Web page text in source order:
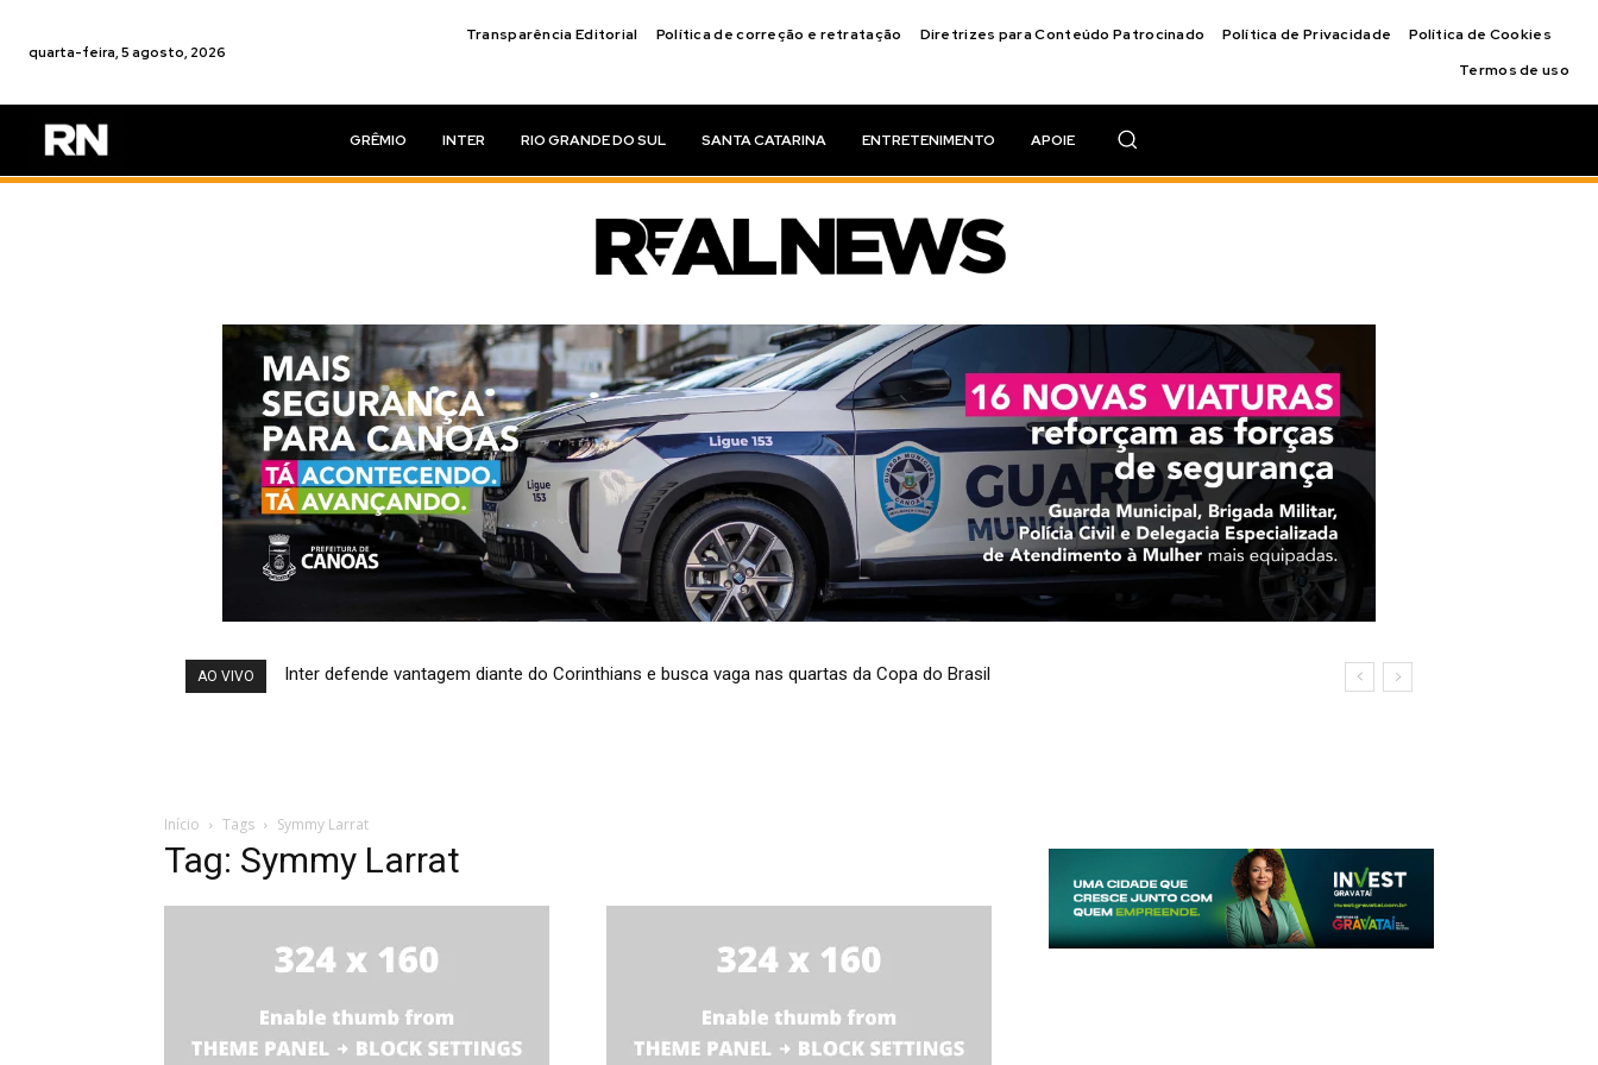
quarta-feira, 5 agosto, 2026
Transparência Editorial Política de correção e retratação Diretrizes para Conteúdo Patrocinado Política de Privacidade
Política de Cookies
Termos de uso
GRÊMIO INTER RIO GRANDE DO SUL SANTA CATARINA ENTRETENIMENTO APOIE
AO VIVO Inter defende vantagem diante do Corinthians e busca vaga nas quartas da Copa do Brasil
Início Tags Symmy Larrat
Tag: Symmy Larrat